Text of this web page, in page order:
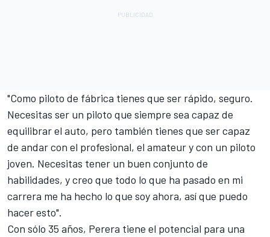
"Como piloto de fábrica tienes que ser rápido, seguro.
Necesitas ser un piloto que siempre sea capaz de
equilibrar el auto, pero también tienes que ser capaz
de andar con el profesional, el amateur y con un piloto
joven. Necesitas tener un buen conjunto de
habilidades, y creo que todo lo que ha pasado en mi
carrera me ha hecho lo que soy ahora, así que puedo
hacer esto".
Con sólo 35 años, Perera tiene el potencial para una